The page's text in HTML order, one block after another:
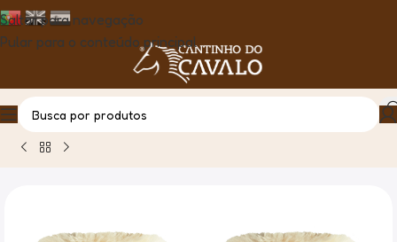
Saltar para navegação
Pular para o conteúdo principal
Casa Produto Protector Boleto Zandona Action Techno-Fur